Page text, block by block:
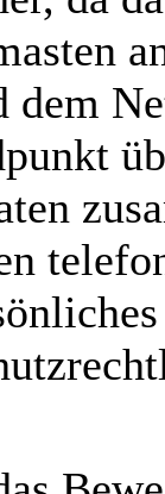
dem